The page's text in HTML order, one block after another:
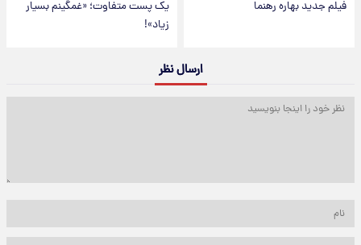
فیلم جدید بهاره رهنما
یک پست متفاوت؛ «غمگینم بسیار
زیاد»!
ارسال نظر